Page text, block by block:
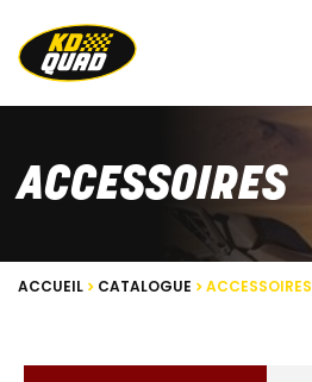
ACCESSOIRES
ACCUEIL CATALOGUE ACCESSOIRES